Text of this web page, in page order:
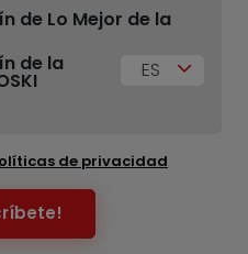
de Lo Mejor de la
de la
ES
de privacidad